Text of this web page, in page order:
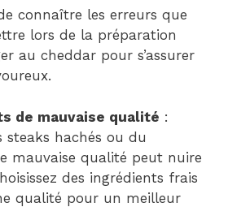
connaître les erreurs que
lors de la préparation
au cheddar pour s’assurer
de mauvaise qualité :
steaks hachés ou du
mauvaise qualité peut nuire
des ingrédients frais
qualité pour un meilleur